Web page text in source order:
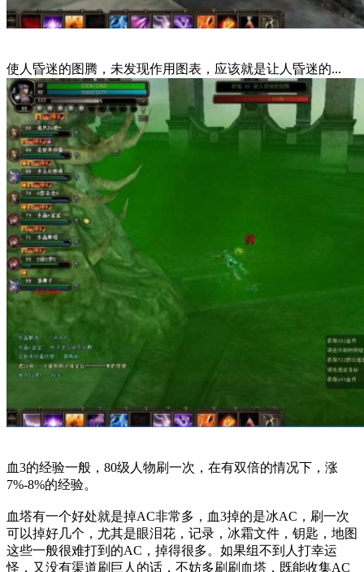
使人昏迷的图腾，未发现作用图表，应该就是让人昏迷的...
血3的经验一般，80级人物刷一次，在有双倍的情况下，涨
7%-8%的经验。
血塔有一个好处就是掉AC非常多，血3掉的是冰AC，刷一次
可以掉好几个，尤其是眼泪花，记录，冰霜文件，钥匙，地图
这些一般很难打到的AC，掉得很多。如果组不到人打幸运
怪，又没有渠道刷巨人的话，不妨多刷刷血塔，既能收集AC